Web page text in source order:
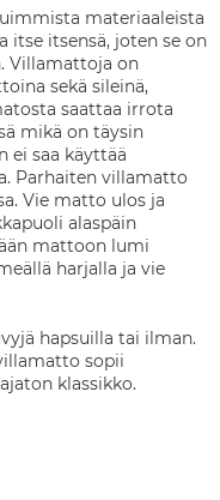
materiaaleista
itse itsensä, joten se on
Villamattoja on
sekä sileinä,
saattaa irrota
mikä on täysin
ei saa käyttää
Parhaiten villamatto
Vie matto ulos ja
alaspäin
mattoon lumi
harjalla ja vie
hapsuilla tai ilman.
sopii
klassikko.